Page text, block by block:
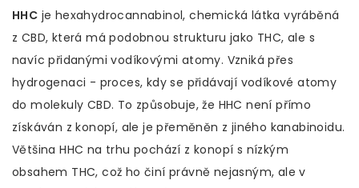
HHC je hexahydrocannabinol, chemická látka vyráběná
z CBD, která má podobnou strukturu jako THC, ale s
navíc přidanými vodíkovými atomy. Vzniká přes
hydrogenaci - proces, kdy se přidávají vodíkové atomy
do molekuly CBD. To způsobuje, že HHC není přímo
získáván z konopí, ale je přeměněn z jiného kanabinoidu.
Většina HHC na trhu pochází z konopí s nízkým
obsahem THC, což ho činí právně nejasným, ale v